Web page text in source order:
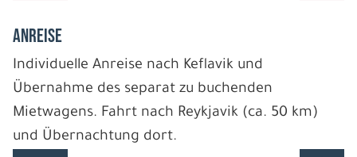
ANREISE
Individuelle Anreise nach Keflavik und
Übernahme des separat zu buchenden
Mietwagens. Fahrt nach Reykjavik (ca. 50 km)
und Übernachtung dort.